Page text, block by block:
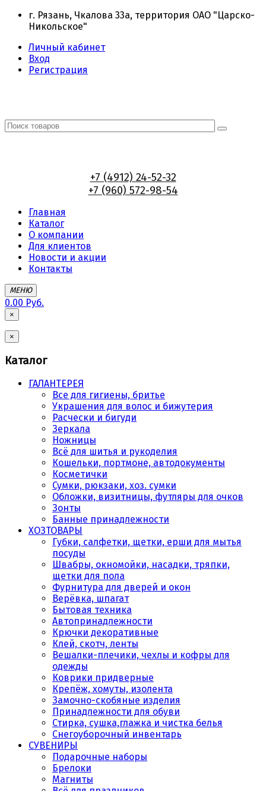
г. Рязань, Чкалова 33а, территория ОАО "Царско-
Никольское"
Личный кабинет
Вход
Регистрация
+7 (4912) 24-52-32
+7 (960) 572-98-54
Главная
Каталог
О компании
Для клиентов
Новости и акции
Контакты
МЕНЮ
0.00 Руб.
×
×
Каталог
ГАЛАНТЕРЕЯ
Все для гигиены, бритье
Украшения для волос и бижутерия
Расчески и бигуди
Зеркала
Ножницы
Всё для шитья и рукоделия
Кошельки, портмоне, автодокументы
Косметички
Сумки, рюкзаки, хоз. сумки
Обложки, визитницы, футляры для очков
Зонты
Банные принадлежности
ХОЗТОВАРЫ
Губки, салфетки, щетки, ерши для мытья
посуды
Швабры, окномойки, насадки, тряпки,
щетки для пола
Фурнитура для дверей и окон
Верёвка, шпагат
Бытовая техника
Автопринадлежности
Крючки декоративные
Клей, скотч, ленты
Вешалки-плечики, чехлы и кофры для
одежды
Коврики придверные
Крепёж, хомуты, изолента
Замочно-скобяные изделия
Принадлежности для обуви
Стирка, сушка,глажка и чистка белья
Снегоуборочный инвентарь
СУВЕНИРЫ
Подарочные наборы
Брелоки
Магниты